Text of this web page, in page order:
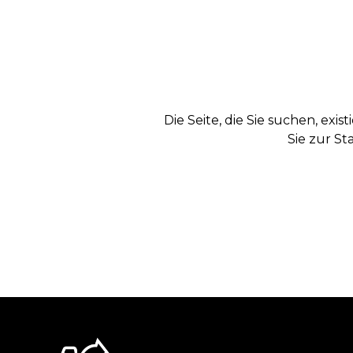
Die Seite, die Sie suchen,
Sie zur